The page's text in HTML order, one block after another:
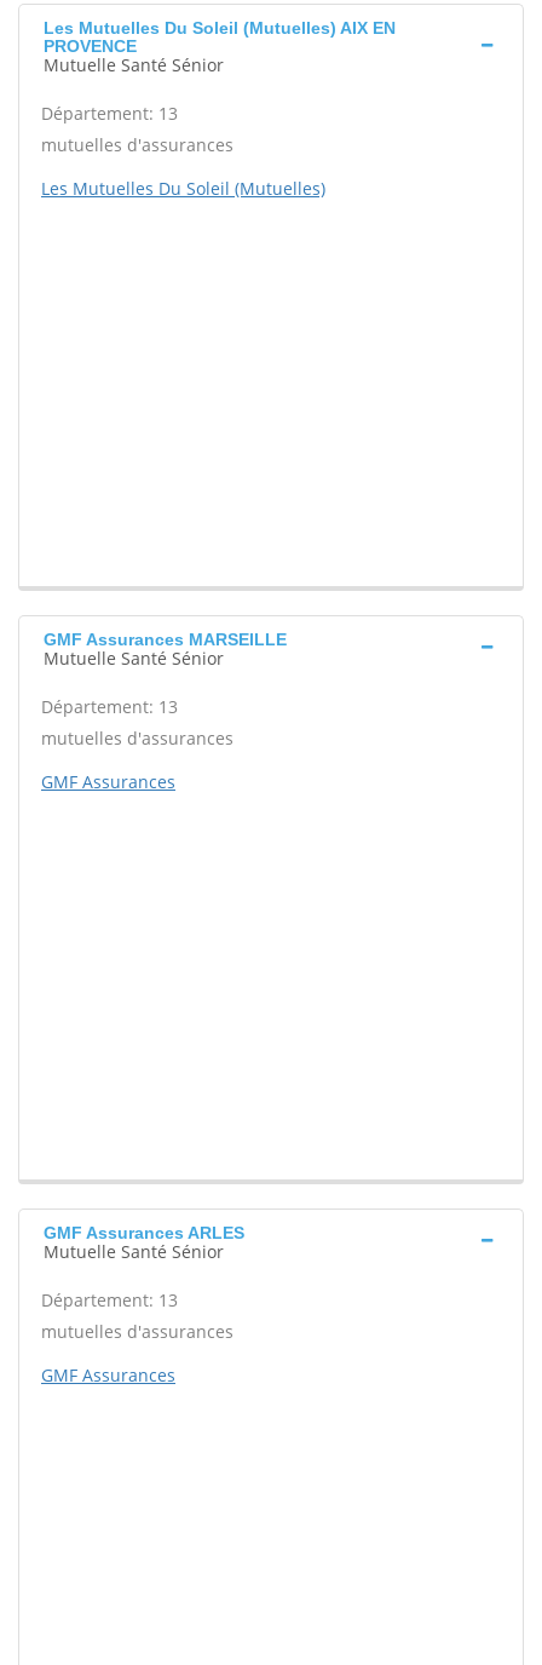
Les Mutuelles Du Soleil (Mutuelles) AIX EN
PROVENCE
Mutuelle Santé Sénior
Département: 13
mutuelles d'assurances
Les Mutuelles Du Soleil (Mutuelles)
GMF Assurances MARSEILLE
Mutuelle Santé Sénior
Département: 13
mutuelles d'assurances
GMF Assurances
GMF Assurances ARLES
Mutuelle Santé Sénior
Département: 13
mutuelles d'assurances
GMF Assurances